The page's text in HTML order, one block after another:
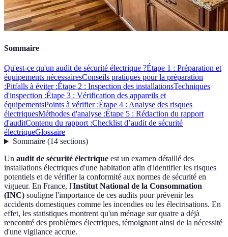
Sommaire
Qu'est-ce qu'un audit de sécurité électrique ?Étape 1 : Préparation et
équipements nécessairesConseils pratiques pour la préparation
:Pitfalls à éviter :Étape 2 : Inspection des installationsTechniques
d'inspection :Étape 3 : Vérification des appareils et
équipementsPoints à vérifier :Étape 4 : Analyse des risques
électriquesMéthodes d'analyse :Étape 5 : Rédaction du rapport
d'auditContenu du rapport :Checklist d’audit de sécurité
électriqueGlossaire
Sommaire(14 sections)
Un audit de sécurité électrique est un examen détaillé des
installations électriques d'une habitation afin d'identifier les risques
potentiels et de vérifier la conformité aux normes de sécurité en
vigueur. En France, l'Institut National de la Consommation
(INC) souligne l'importance de ces audits pour prévenir les
accidents domestiques comme les incendies ou les électrisations. En
effet, les statistiques montrent qu'un ménage sur quatre a déjà
rencontré des problèmes électriques, témoignant ainsi de la nécessité
d'une vigilance accrue.